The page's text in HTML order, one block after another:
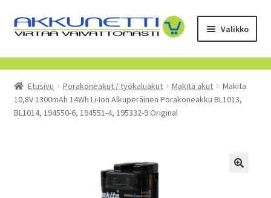
Siirry
navigointiin
Siirry
sisältöön
Valikko
Kauppa
Tietoa meistä
POISTUVAT TUOTTEET
Etusivu Porakoneakut / työkaluakut Makita akut
Makita
10,8V 1300mAh 14Wh Li-Ion Alkuperäinen Porakoneakku BL1013,
BL1014, 194550-6, 194551-4, 195332-9 Original